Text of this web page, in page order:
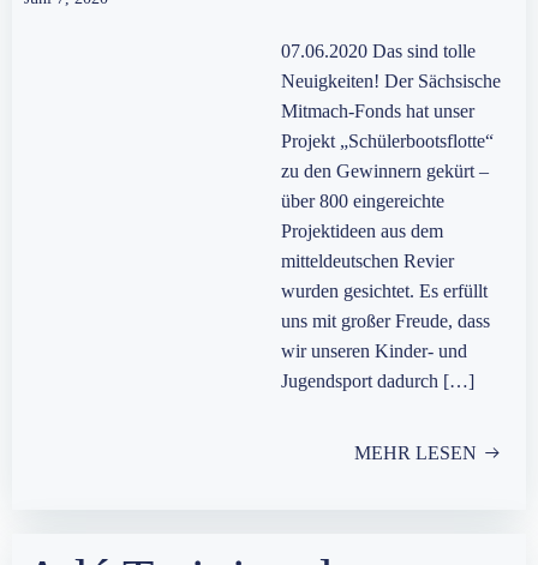
07.06.2020 Das sind tolle
Neuigkeiten! Der Sächsische
Mitmach-Fonds hat unser
Projekt „Schülerbootsflotte“
zu den Gewinnern gekürt –
über 800 eingereichte
Projektideen aus dem
mitteldeutschen Revier
wurden gesichtet. Es erfüllt
uns mit großer Freude, dass
wir unseren Kinder- und
Jugendsport dadurch […]
MEHR LESEN